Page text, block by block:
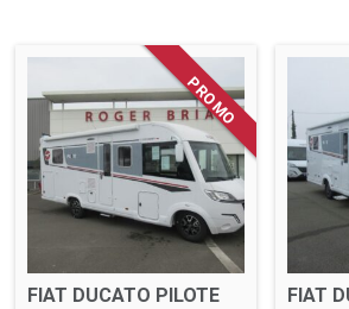
FIAT DUCATO PILOTE
FIAT